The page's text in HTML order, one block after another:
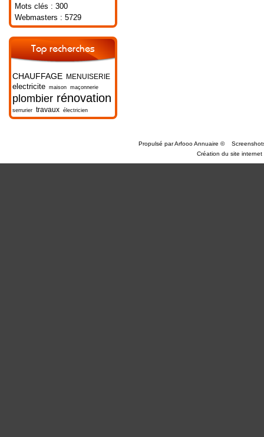
Mots clés : 300
Webmasters : 5729
Top recherches
CHAUFFAGE MENUISERIE
electricite maison maçonnerie
plombier rénovation
serrurier travaux électricien
Propulsé parArfooo Annuaire ©
Création du site internet